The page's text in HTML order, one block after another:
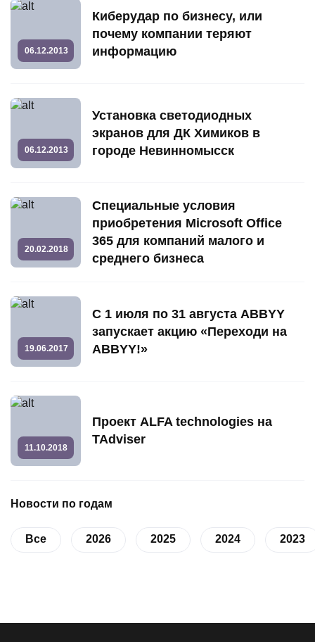
06.12.2013
Киберудар по бизнесу, или
почему компании теряют
информацию
06.12.2013
Установка светодиодных
экранов для ДК Химиков в
городе Невинномысск
20.02.2018
Специальные условия
приобретения Microsoft Office
365 для компаний малого и
среднего бизнеса
19.06.2017
С 1 июля по 31 августа ABBYY
запускает акцию «Переходи на
ABBYY!»
11.10.2018
Проект ALFA technologies на
TAdviser
Новости по годам
Все 2026 2025 2024 2023